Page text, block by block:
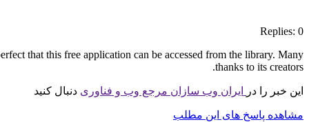
Replies: 0
that this free application can be accessed from the library. Many
thanks to its creators.
این خبر را در ایران وب سازان مرجع وب و فناوری دنبال کنید
مشاهده پاسخ های این مطلب